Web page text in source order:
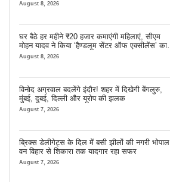
August 8, 2026
घर बैठे हर महीने ₹20 हजार कमाएंगी महिलाएं, सीएम
मोहन यादव ने किया ‘हैण्डलूम सेंटर ऑफ एक्सीलेंस’ का
शुभारंभ
August 8, 2026
विनोद अग्रवाल बदलेंगे इंदौर! शहर में दिखेगी बेंगलुरु,
मुंबई, दुबई, दिल्ली और यूरोप की झलक
August 7, 2026
ब्रिक्स डेलीगेट्स के दिल में बसी झीलों की नगरी भोपाल,
वन विहार से शिकारा तक यादगार रहा सफर
August 7, 2026